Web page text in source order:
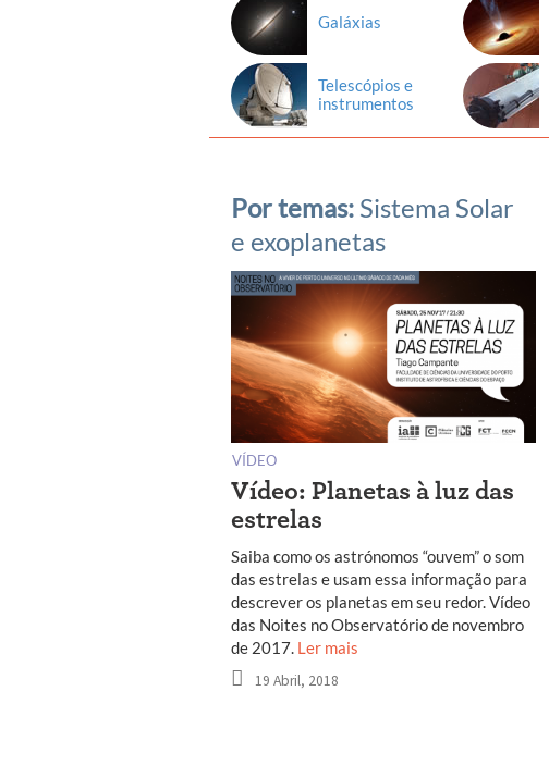
Galáxias
Telescópios e
instrumentos
Por temas: Sistema Solar
e exoplanetas
VÍDEO
Vídeo: Planetas à luz das
estrelas
Saiba como os astrónomos “ouvem” o som
das estrelas e usam essa informação para
descrever os planetas em seu redor. Vídeo
das Noites no Observatório de novembro
de 2017. Ler mais
19 Abril, 2018